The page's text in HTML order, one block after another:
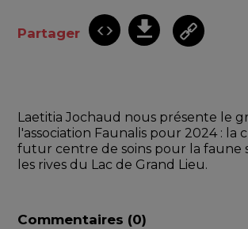
Partager
Laetitia Jochaud nous présente le
l'association Faunalis pour 2024 : la
futur centre de soins pour la faune
les rives du Lac de Grand Lieu.
Commentaires (0)